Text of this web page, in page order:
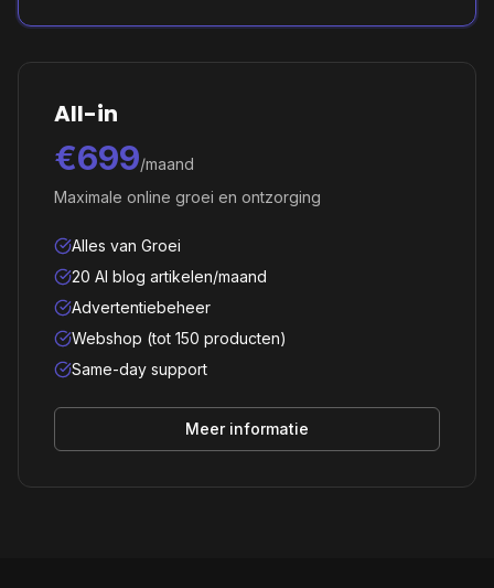
All-in
€699/maand
Maximale online groei en ontzorging
Alles van Groei
20 AI blog artikelen/maand
Advertentiebeheer
Webshop (tot 150 producten)
Same-day support
Meer informatie